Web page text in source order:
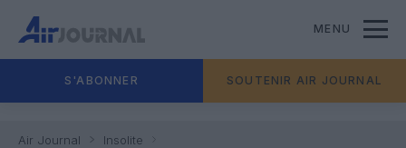
MENU
S'ABONNER SOUTENIR AIR JOURNAL
Air Journal
Insolite